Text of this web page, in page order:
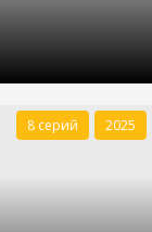
8 серий 2025